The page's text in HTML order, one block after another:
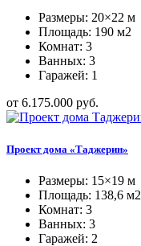
Размеры: 20×22 м
Площадь: 190 м2
Комнат: 3
Ванных: 3
Гаражей: 1
от 6.175.000 руб.
Проект дома «Таджерин»
Размеры: 15×19 м
Площадь: 138,6 м2
Комнат: 3
Ванных: 3
Гаражей: 2